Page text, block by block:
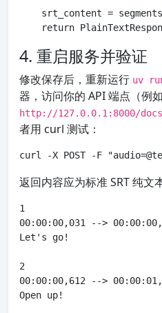
srt_content =
return
4. 重启服务并验证
修改保存后，重新运行 uv
器，访问你的 API 端点（例如
http://127.0.0.1:8000/docs
者用 curl 测试：
curl -X POST -F "
返回内容应为标准 SRT 纯文
1
00:00:00,031 -->
Let's go!
2
00:00:00,612 -->
Open up!